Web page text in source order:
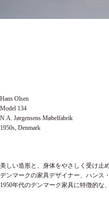
Hans Olsen
Model 134
N.A. Jørgensens Møbelfabrik
1950s, Denmark
美しい造形と、身体をやさしく受け止
デンマークの家具デザイナー、ハンス
1950年代のデンマーク家具に特徴的